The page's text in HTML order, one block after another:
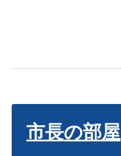
市長の部屋